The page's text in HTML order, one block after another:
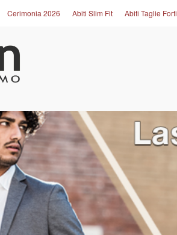
Cerimonia 2026 Abiti Slim Fit Abiti Taglie Forti